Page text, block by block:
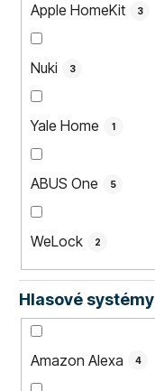
Apple HomeKit 3
Nuki 3
Yale Home 1
ABUS One 5
WeLock 2
Hlasové systémy
Amazon Alexa 4